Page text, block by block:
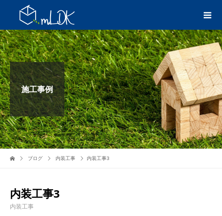
施工事例
ブログ 内装工事 内装工事3
内装工事3
内装工事